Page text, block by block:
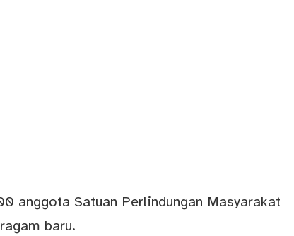
anggota Satuan Perlindungan Masyarakat
baru.